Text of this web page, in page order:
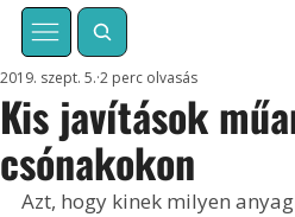
Kis javítások
csónakokon
2019. szept. 5. 2 perc olvasás
Azt, hogy kinek milyen